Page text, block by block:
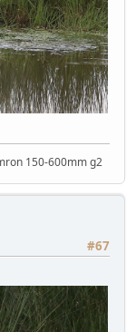
150-600mm g2
#67